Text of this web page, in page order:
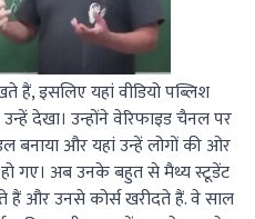
हैं, इसलिए यहां वीडियो पब्लिश
देखा। उन्होंने वेरिफाइड चैनल पर
बनाया और यहां उन्हें लोगों की ओर
गए। अब उनके बहुत से मैथ्य स्टूडेंट
हैं और उनसे कोर्स खरीदते हैं. वे साल